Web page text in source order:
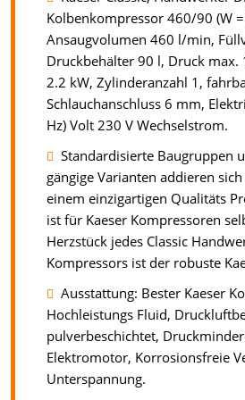
Kolbenkompressor 460/90 (W
Ansaugvolumen 460 l/min,
Druckbehälter 90 l, Druck
2.2 kW, Zylinderanzahl 1,
Schlauchanschluss 6 mm,
Hz) Volt 230 V Wechselstrom.
Standardisierte Baugruppen
gängige Varianten addieren
einem einzigartigen Qualitäts
ist für Kaeser Kompressoren
Herzstück jedes Classic
Kompressors ist der robuste
Ausstattung: Bester Kaeser
Hochleistungs Fluid,
pulverbeschichtet,
Elektromotor, Korrosionsfreie
Unterspannung.